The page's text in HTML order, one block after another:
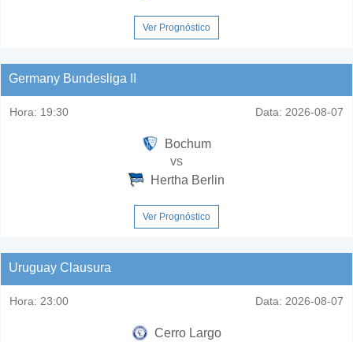
Ver Prognóstico
Germany Bundesliga II
Hora: 19:30 Data: 2026-08-07
Bochum
vs
Hertha Berlin
Ver Prognóstico
Uruguay Clausura
Hora: 23:00 Data: 2026-08-07
Cerro Largo